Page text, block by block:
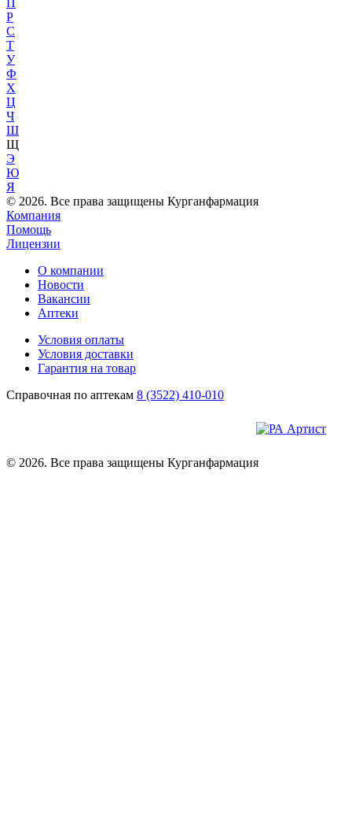
П
Р
С
Т
У
Ф
Х
Ц
Ч
Ш
Щ
Э
Ю
Я
© 2026. Все права защищены Курганфармация
Компания
Помощь
Лицензии
О компании
Новости
Вакансии
Аптеки
Условия оплаты
Условия доставки
Гарантия на товар
Справочная по аптекам 8 (3522) 410-010
© 2026. Все права защищены Курганфармация